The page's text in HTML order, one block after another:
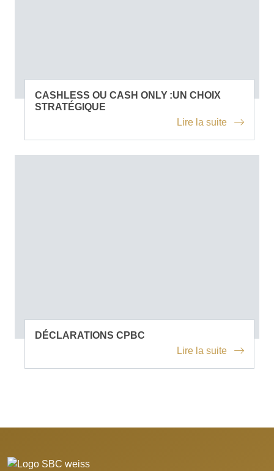
CASHLESS OU CASH ONLY :UN CHOIX
STRATÉGIQUE
Lire la suite
DÉCLARATIONS CPBC
Lire la suite